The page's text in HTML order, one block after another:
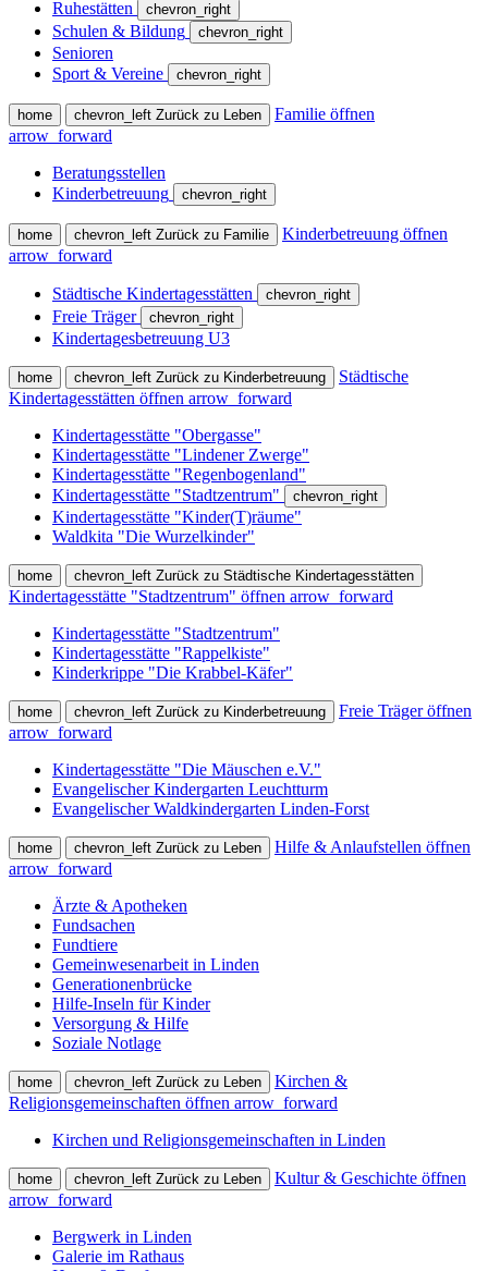
Ruhestätten chevron_right
Schulen & Bildung chevron_right
Senioren
Sport & Vereine
chevron_right
home chevron_left Zurück zu Leben
Familie öffnen
arrow_forward
Beratungsstellen
Kinderbetreuung
chevron_right
home chevron_left Zurück zu Familie
Kinderbetreuung öffnen
arrow_forward
Städtische Kindertagesstätten chevron_right
Freie Träger chevron_right
Kindertagesbetreuung U3
home chevron_left Zurück zu Kinderbetreuung
Städtische
Kindertagesstätten öffnen arrow_forward
Kindertagesstätte "Obergasse"
Kindertagesstätte "Lindener Zwerge"
Kindertagesstätte "Regenbogenland"
Kindertagesstätte "Stadtzentrum"
chevron_right
Kindertagesstätte "Kinder(T)räume"
Waldkita "Die Wurzelkinder"
home chevron_left Zurück zu Städtische Kindertagesstätten
Kindertagesstätte "Stadtzentrum" öffnen arrow_forward
Kindertagesstätte "Stadtzentrum"
Kindertagesstätte "Rappelkiste"
Kinderkrippe "Die Krabbel-Käfer"
home chevron_left Zurück zu Kinderbetreuung
Freie Träger öffnen
arrow_forward
Kindertagesstätte "Die Mäuschen e.V."
Evangelischer Kindergarten Leuchtturm
Evangelischer Waldkindergarten Linden-Forst
home chevron_left Zurück zu Leben
Hilfe & Anlaufstellen öffnen
arrow_forward
Ärzte & Apotheken
Fundsachen
Fundtiere
Gemeinwesenarbeit in Linden
Generationenbrücke
Hilfe-Inseln für Kinder
Versorgung & Hilfe
Soziale Notlage
home chevron_left Zurück zu Leben
Kirchen &
Religionsgemeinschaften öffnen arrow_forward
Kirchen und Religionsgemeinschaften in Linden
home chevron_left Zurück zu Leben
Kultur & Geschichte öffnen
arrow_forward
Bergwerk in Linden
Galerie im Rathaus